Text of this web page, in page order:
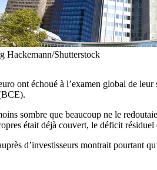
Hackemann/Shutterstock
ont échoué à l’examen global de
sombre que beaucoup ne le
était déjà couvert, le déficit
d’investisseurs montrait pourtant